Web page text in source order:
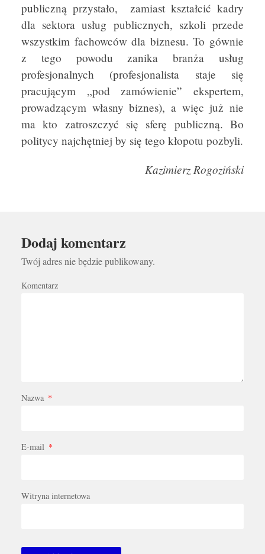
publiczną przystało, zamiast kształcić kadry
dla sektora usług publicznych, szkoli przede
wszystkim fachowców dla biznesu. To gównie
z tego powodu zanika branża usług
profesjonalnych (profesjonalista staje się
pracującym „pod zamówienie” ekspertem,
prowadzącym własny biznes), a więc już nie
ma kto zatroszczyć się sferę publiczną. Bo
politycy najchętniej by się tego kłopotu pozbyli.
Kazimierz Rogoziński
Dodaj komentarz
Twój adres nie będzie publikowany.
Komentarz
Nazwa *
E-mail *
Witryna internetowa